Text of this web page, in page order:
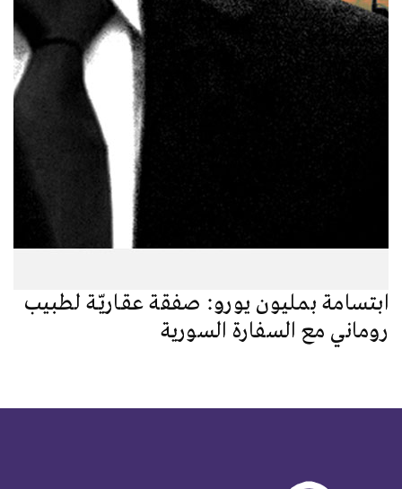
ابتسامة بمليون يورو: صفقة عقـاريّـة لطبيب
روماني مع السفارة السورية